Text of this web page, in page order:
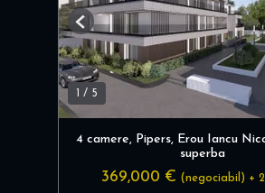
/ 5
Previous
4 camere, Pipers, Erou Iancu
superba
369,000 € (negociabil) +